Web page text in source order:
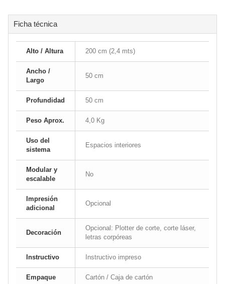
Ficha técnica
Alto / Altura 200 cm (2,4 mts)
Ancho /
Largo
50 cm
Profundidad 50 cm
Peso Aprox. 4,0 Kg
Uso del
sistema
Espacios interiores
Modular y
escalable
No
Impresión
adicional
Opcional
Decoración
Opcional: Plotter de corte, corte láser,
letras corpóreas
Instructivo Instructivo impreso
Empaque Cartón / Caja de cartón